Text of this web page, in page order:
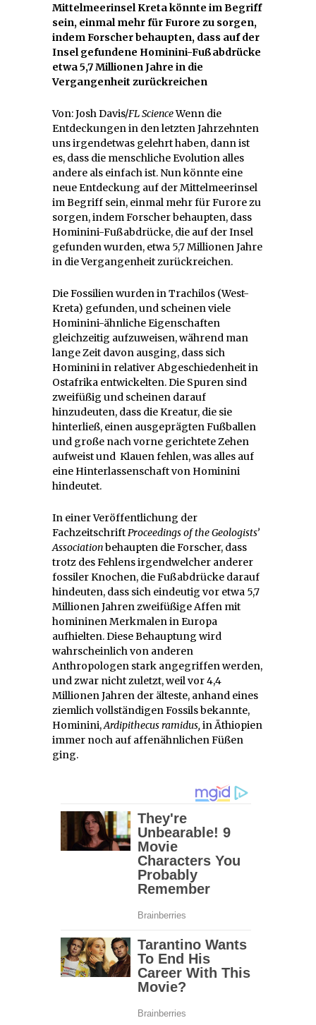
Mittelmeerinsel Kreta könnte im Begriff
sein, einmal mehr für Furore zu sorgen,
indem Forscher behaupten, dass auf der
Insel gefundene Hominini-Fußabdrücke
etwa 5,7 Millionen Jahre in die
Vergangenheit zurückreichen
Von: Josh Davis/FL ScienceWenn die
Entdeckungen in den letzten Jahrzehnten
uns irgendetwas gelehrt haben, dann ist
es, dass die menschliche Evolution alles
andere als einfach ist. Nun könnte eine
neue Entdeckung auf der Mittelmeerinsel
im Begriff sein, einmal mehr für Furore zu
sorgen, indem Forscher behaupten, dass
Hominini-Fußabdrücke, die auf der Insel
gefunden wurden, etwa 5,7 Millionen Jahre
in die Vergangenheit zurückreichen.
Die Fossilien wurden in Trachilos (West-
Kreta) gefunden, und scheinen viele
Hominini-ähnliche Eigenschaften
gleichzeitig aufzuweisen, während man
lange Zeit davon ausging, dass sich
Hominini in relativer Abgeschiedenheit in
Ostafrika entwickelten. Die Spuren sind
zweifüßig und scheinen darauf
hinzudeuten, dass die Kreatur, die sie
hinterließ, einen ausgeprägten Fußballen
und große nach vorne gerichtete Zehen
aufweist und Klauen fehlen, was alles auf
eine Hinterlassenschaft von Hominini
hindeutet.
In einer Veröffentlichung der
FachzeitschriftProceedings of the Geologists’
Associationbehaupten die Forscher, dass
trotz des Fehlens irgendwelcher anderer
fossiler Knochen, die Fußabdrücke darauf
hindeuten, dass sich eindeutig vor etwa 5,7
Millionen Jahren zweifüßige Affen mit
homininen Merkmalen in Europa
aufhielten. Diese Behauptung wird
wahrscheinlich von anderen
Anthropologen stark angegriffen werden,
und zwar nicht zuletzt, weil vor 4,4
Millionen Jahren der älteste, anhand eines
ziemlich vollständigen Fossils bekannte,
Hominini,Ardipithecus ramidus, in Äthiopien
immer noch auf affenähnlichen Füßen
ging.